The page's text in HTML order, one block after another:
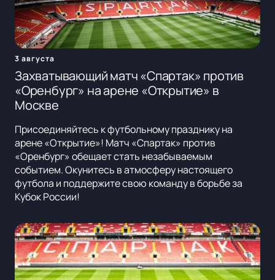
3 августа
Захватывающий матч «Спартак» против
«Оренбург» на арене «Открытие» в
Москве
Присоединяйтесь к футбольному празднику на
арене «Открытие»! Матч «Спартак» против
«Оренбург» обещает стать незабываемым
событием. Окунитесь в атмосферу настоящего
футбола и поддержите свою команду в борьбе за
Кубок России!